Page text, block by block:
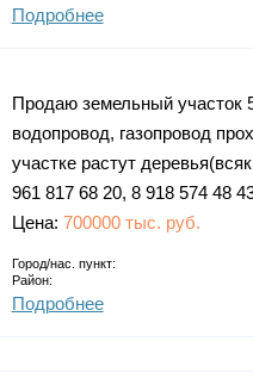
Подробнее
Продаю земельный участок
водопровод, газопровод
участке растут
961 817 68 20, 8 918 574 48
Цена: 700000 тыс. руб.
Город/нас. пункт:
Район:
Подробнее